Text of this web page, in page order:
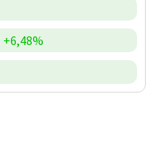
+6,48%